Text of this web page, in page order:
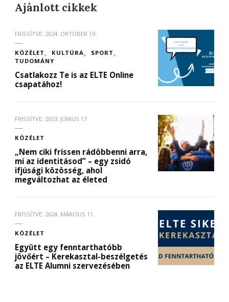
Ajánlott cikkek
FRISSÍTVE: 2024. OKTÓBER 19.
KÖZÉLET KULTÚRA
SPORT
TUDOMÁNY
Csatlakozz Te is az ELTE Online
csapatához!
FRISSÍTVE: 2023. JÚNIUS 17.
KÖZÉLET
„Nem ciki frissen rádöbbenni arra,
mi az identitásod” – egy zsidó
ifjúsági közösség, ahol
megváltozhat az életed
FRISSÍTVE: 2024. MÁRCIUS 11.
KÖZÉLET
Együtt egy fenntarthatóbb
jövőért – Kerekasztal-beszélgetés
az ELTE Alumni szervezésében